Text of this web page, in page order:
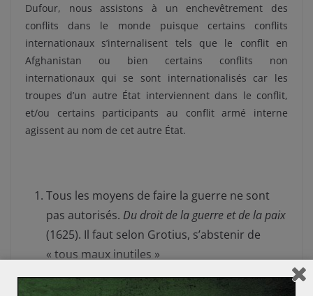
Dufour, nous assistons à un enchevêtrement des
conflits dans le monde puisque certains conflits
internationaux s’internalisent tels que le conflit en
Afghanistan ou bien certains conflits non
internationaux qui se sont internationalisés car les
troupes d’un autre État interviennent dans le conflit,
et/ou certains participants au conflit armé interne
agissent au nom de cet autre État.
Tous les moyens de faire la guerre ne sont
pas autorisés. Du droit de la guerre et de la paix
(1625). Il faut selon Grotius, s’abstenir de
« tous maux inutiles »
Article 2 § 4 de la charte des Nations Unies